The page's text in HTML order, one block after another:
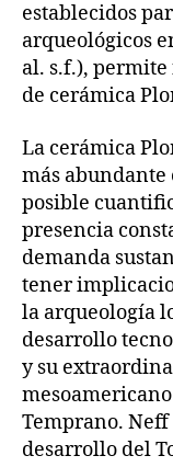
establecidos
arqueológicos
al. s.f.),
de cerámica
La cerámica
más abundante
posible
presencia
demanda
tener
la arqueología
desarrollo
y su
Temprano. Neff
desarrollo del